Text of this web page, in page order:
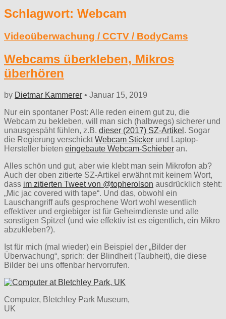
Schlagwort: Webcam
Videoüberwachung / CCTV / BodyCams
Webcams überkleben, Mikros
überhören
by Dietmar Kammerer • Januar 15, 2019
Nur ein spontaner Post: Alle reden einem gut zu, die
Webcam zu bekleben, will man sich (halbwegs) sicherer und
unausgespäht fühlen, z.B. dieser (2017) SZ-Artikel . Sogar
die Regierung verschicktWebcam Sticker und Laptop-
Hersteller bieten eingebaute Webcam-Schieber an.
Alles schön und gut, aber wie klebt man sein Mikrofon ab?
Auch der oben zitierte SZ-Artikel erwähnt mit keinem Wort,
dass im zitierten Tweet von @topherolson ausdrücklich steht:
„Mic jac covered with tape“. Und das, obwohl ein
Lauschangriff aufs gesprochene Wort wohl wesentlich
effektiver und ergiebiger ist für Geheimdienste und alle
sonstigen Spitzel (und wie effektiv ist es eigentlich, ein Mikro
abzukleben?).
Ist für mich (mal wieder) ein Beispiel der „Bilder der
Überwachung“, sprich: der Blindheit (Taubheit), die diese
Bilder bei uns offenbar hervorrufen.
Computer, Bletchley Park Museum,
UK